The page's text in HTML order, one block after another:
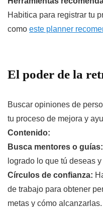
Habitica para registrar tu
como este planner
El poder de la
Buscar opiniones de
tu proceso de mejora y
Contenido:
Busca mentores o guías:
logrado lo que tú deseas
Círculos de confianza:
de trabajo para obtener
metas y cómo alcanzarlas.